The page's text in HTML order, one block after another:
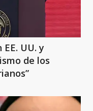
UU. y
de los